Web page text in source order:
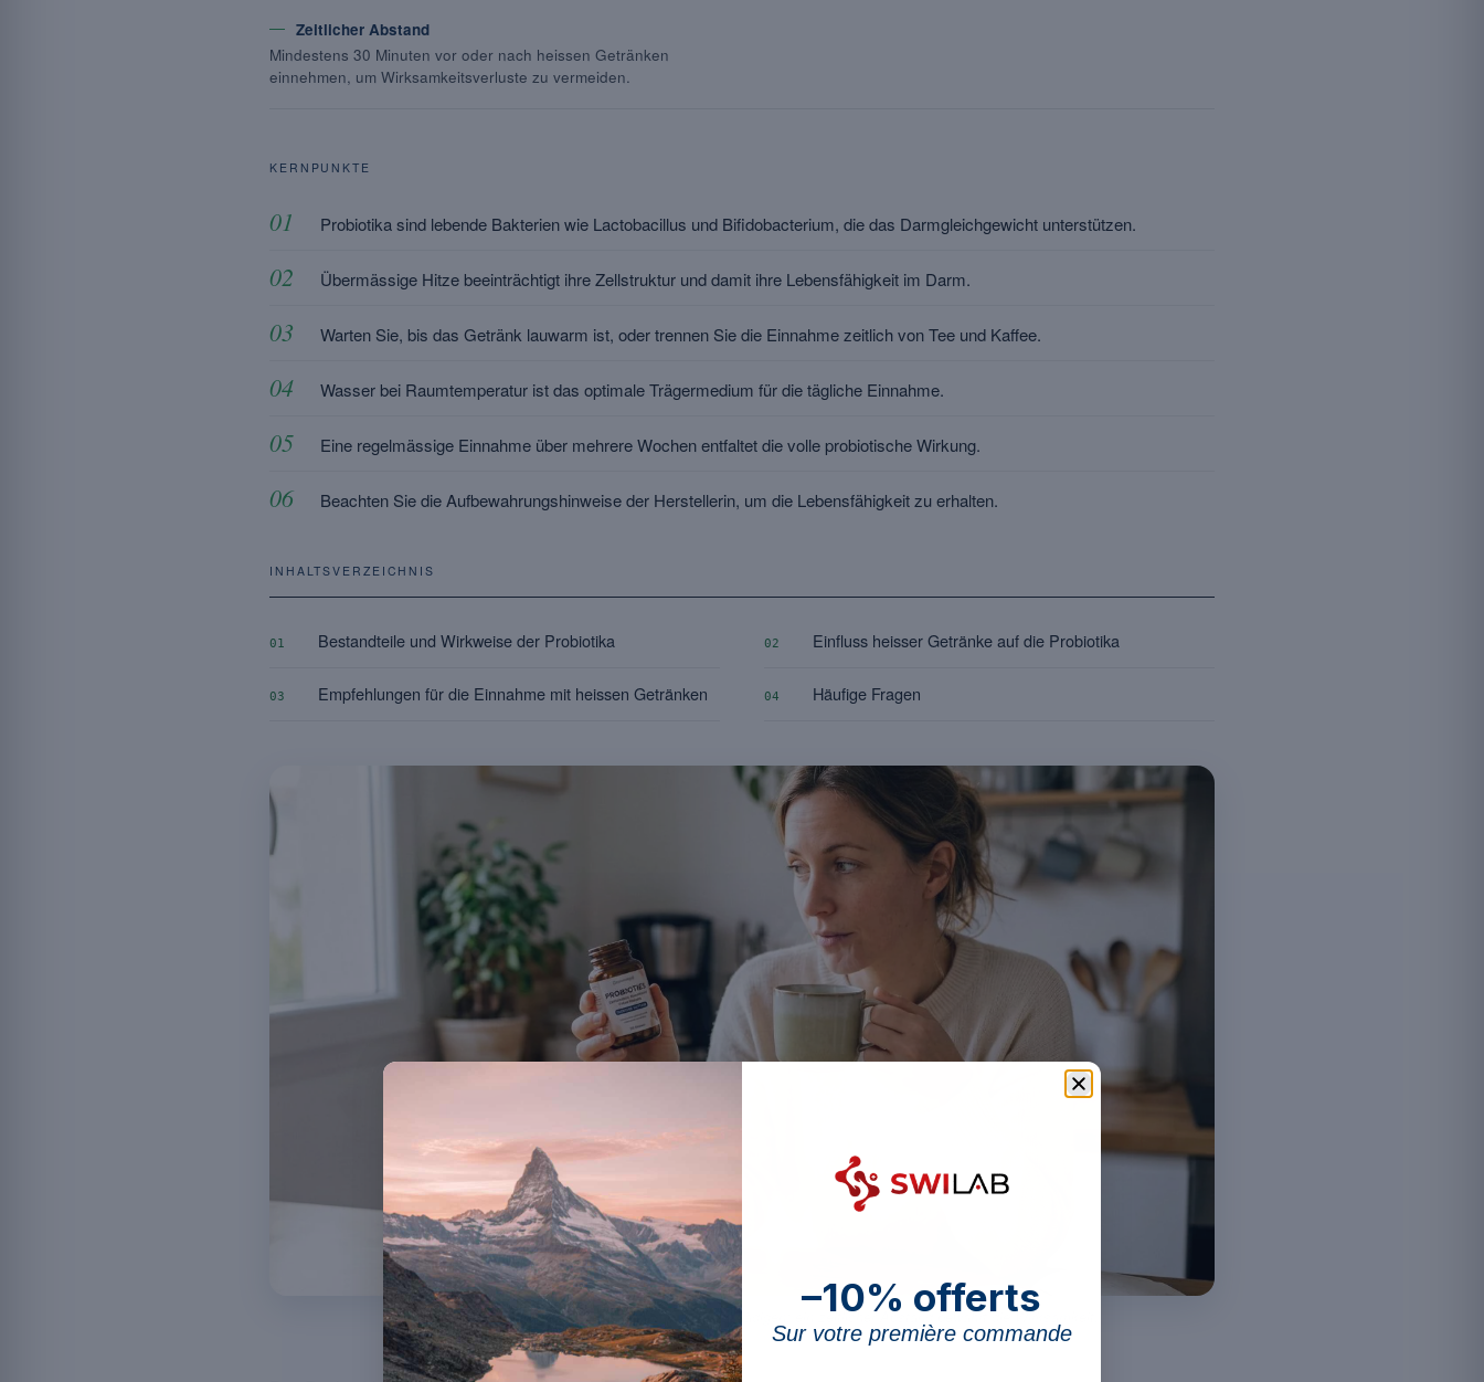
Zeitlicher Abstand
Mindestens 30 Minuten vor oder nach heissen Getränken
einnehmen, um Wirksamkeitsverluste zu vermeiden.
KERNPUNKTE
Probiotika sind lebende Bakterien wie Lactobacillus und Bifidobacterium, die das Darmgleichgewicht unterstützen.
Übermässige Hitze beeinträchtigt ihre Zellstruktur und damit ihre Lebensfähigkeit im Darm.
Warten Sie, bis das Getränk lauwarm ist, oder trennen Sie die Einnahme zeitlich von Tee und Kaffee.
Wasser bei Raumtemperatur ist das optimale Trägermedium für die tägliche Einnahme.
Eine regelmässige Einnahme über mehrere Wochen entfaltet die volle probiotische Wirkung.
Beachten Sie die Aufbewahrungshinweise der Herstellerin, um die Lebensfähigkeit zu erhalten.
INHALTSVERZEICHNIS
01 Bestandteile und Wirkweise der Probiotika 02 Einfluss heisser Getränke auf die Probiotika
03 Empfehlungen für die Einnahme mit heissen Getränken 04 Häufige Fragen
Heisser Tee oder Kaffee kann die lebenden Kulturen schädigen: ein zeitlicher Abstand bewahrt die Wirksamkeit.
–10% offerts
Sur votre première commande